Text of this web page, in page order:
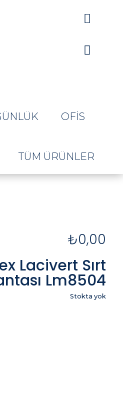


OFIS
TÜM ÜRÜNLER
₺0,00
Lacivert Sırt
Lm8504
Stokta yok